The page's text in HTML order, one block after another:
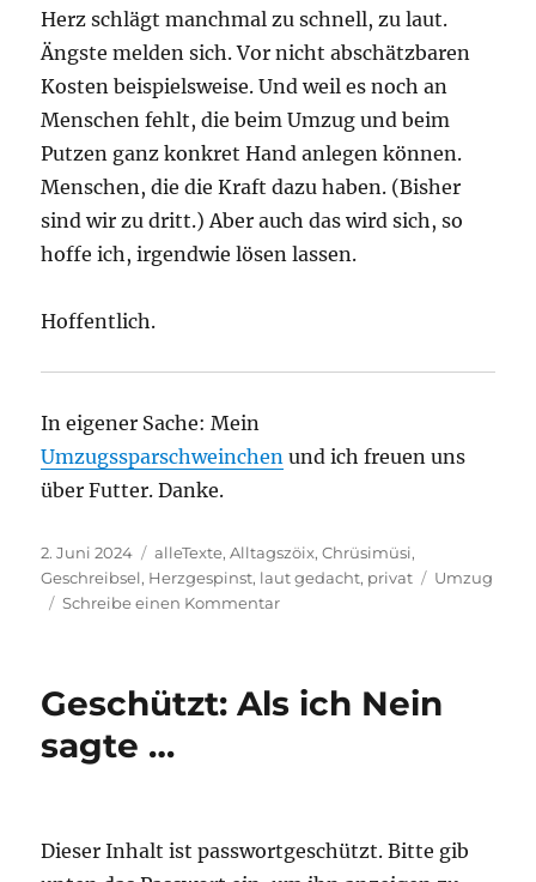
Herz schlägt manchmal zu schnell, zu laut.
Ängste melden sich. Vor nicht abschätzbaren
Kosten beispielsweise. Und weil es noch an
Menschen fehlt, die beim Umzug und beim
Putzen ganz konkret Hand anlegen können.
Menschen, die die Kraft dazu haben. (Bisher
sind wir zu dritt.) Aber auch das wird sich, so
hoffe ich, irgendwie lösen lassen.
Hoffentlich.
In eigener Sache: Mein
Umzugssparschweinchen und ich freuen uns
über Futter. Danke.
Veröffentlicht
am
2. Juni 2024 Kategorien
alleTexte,Alltagszöix,Chrüsimüsi,
Geschreibsel, Herzgespinst, laut gedacht, privat
Umzug
Schreibe einen Kommentarzu
irgendwie
Geschützt: Als ich Nein
sagte …
Dieser Inhalt ist passwortgeschützt. Bitte gib